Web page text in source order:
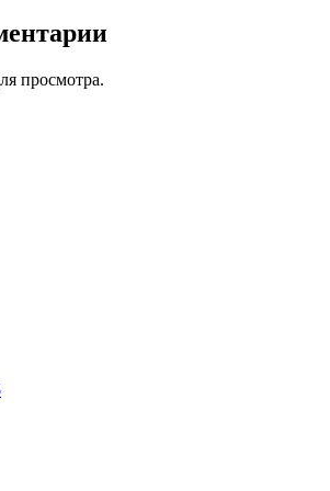
просмотра.